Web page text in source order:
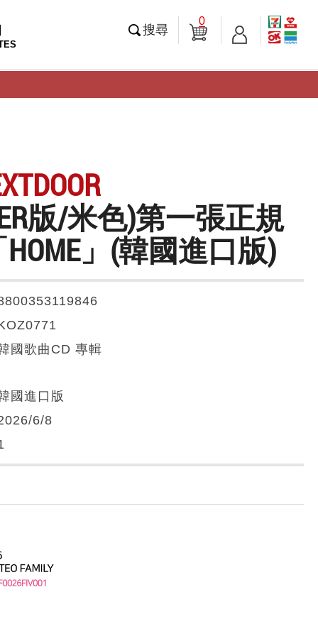
搜尋
0
版/米色)第一張正規
」(韓國進口版)
國歌曲CD 專輯
國進口版
6/8